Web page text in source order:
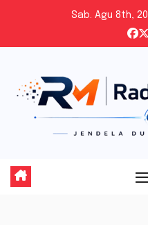
content
Sab. Agu 8th,